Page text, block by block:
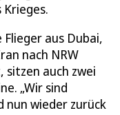
aus Dubai,
nach NRW
auch zwei
„Wir sind
nun wieder zurück